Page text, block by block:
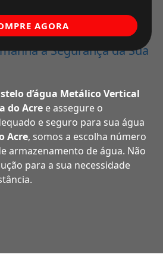
a Segurança da Sua
d’água Metálico Vertical
do Acre e assegure o
e seguro para sua água
Acre, somos a escolha número
armazenamento de água. Não
para a sua necessidade
AGORA